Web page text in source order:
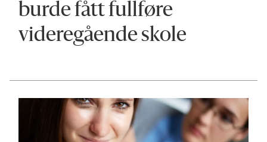
burde fått fullføre
videregående skole